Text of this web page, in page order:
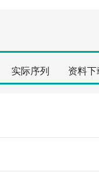
实际序列 资料下